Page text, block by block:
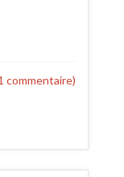
commentaire)